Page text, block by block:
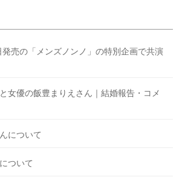
売の「メンズノンノ」の特別企画で共演
女優の飯豊まりえさん｜結婚報告・コメ
について
ついて